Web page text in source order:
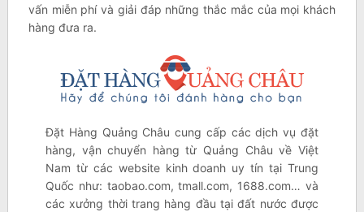
vấn miễn phí và giải đáp những thắc mắc của mọi khách
hàng đưa ra.
Đặt Hàng Quảng Châu cung cấp các dịch vụ đặt
hàng, vận chuyển hàng từ Quảng Châu về Việt
Nam từ các website kinh doanh uy tín tại Trung
Quốc như: taobao.com, tmall.com, 1688.com… và
các xưởng thời trang hàng đầu tại đất nước được